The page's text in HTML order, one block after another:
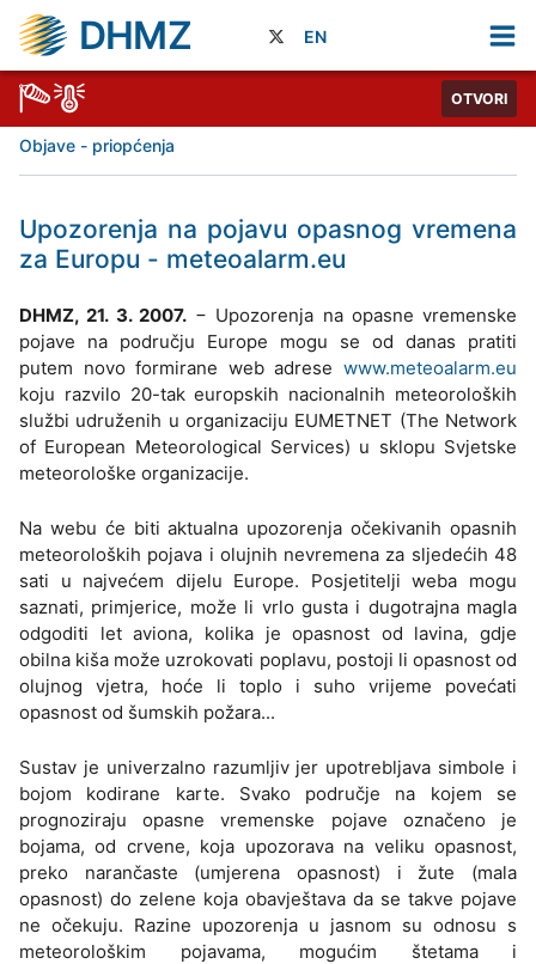
DHMZ EN
OTVORI
Objave - priopćenja
Upozorenja na pojavu opasnog vremena
za Europu - meteoalarm.eu
DHMZ, 21. 3. 2007.− Upozorenja na opasne vremenske
pojave na području Europe mogu se od danas pratiti
putem novo formirane web adrese www.meteoalarm.eu
koju razvilo 20-tak europskih nacionalnih meteoroloških
službi udruženih u organizaciju EUMETNET (The Network
of European Meteorological Services) u sklopu Svjetske
meteorološke organizacije.
Na webu će biti aktualna upozorenja očekivanih opasnih
meteoroloških pojava i olujnih nevremena za sljedećih 48
sati u najvećem dijelu Europe. Posjetitelji weba mogu
saznati, primjerice, može li vrlo gusta i dugotrajna magla
odgoditi let aviona, kolika je opasnost od lavina, gdje
obilna kiša može uzrokovati poplavu, postoji li opasnost od
olujnog vjetra, hoće li toplo i suho vrijeme povećati
opasnost od šumskih požara...
Sustav je univerzalno razumljiv jer upotrebljava simbole i
bojom kodirane karte. Svako područje na kojem se
prognoziraju opasne vremenske pojave označeno je
bojama, od crvene, koja upozorava na veliku opasnost,
preko narančaste (umjerena opasnost) i žute (mala
opasnost) do zelene koja obavještava da se takve pojave
ne očekuju. Razine upozorenja u jasnom su odnosu s
meteorološkim pojavama, mogućim štetama i